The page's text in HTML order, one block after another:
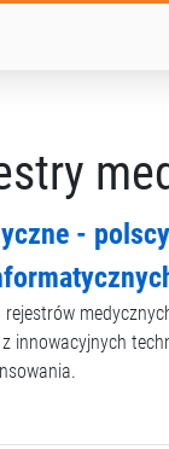
-
innowacyjnych